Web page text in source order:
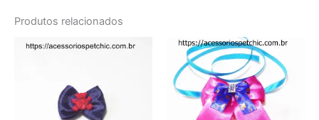
Produtos relacionados